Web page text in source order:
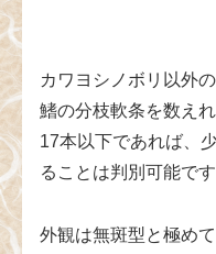
カワヨシノボリ以外
鰭の分枝軟条を数えれ
17本以下であれば、
ることは判別可能です
外観は無斑型と極め